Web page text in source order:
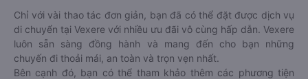
Chỉ với vài thao tác đơn giản, bạn đã có thể đặt được dịch vụ
di chuyển tại Vexere với nhiều ưu đãi vô cùng hấp dẫn. Vexere
luôn sẵn sàng đồng hành và mang đến cho bạn những
chuyến đi thoải mái, an toàn và trọn vẹn nhất.
Bên cạnh đó, bạn có thể tham khảo thêm các phương tiện